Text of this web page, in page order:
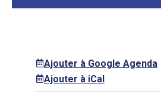
Ajouter à Google Agenda
Ajouter à iCal